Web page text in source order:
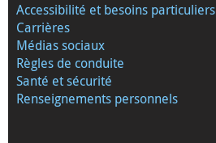
Accessibilité et besoins particuliers
Carrières
Médias sociaux
Règles de conduite
Santé et sécurité
Renseignements personnels